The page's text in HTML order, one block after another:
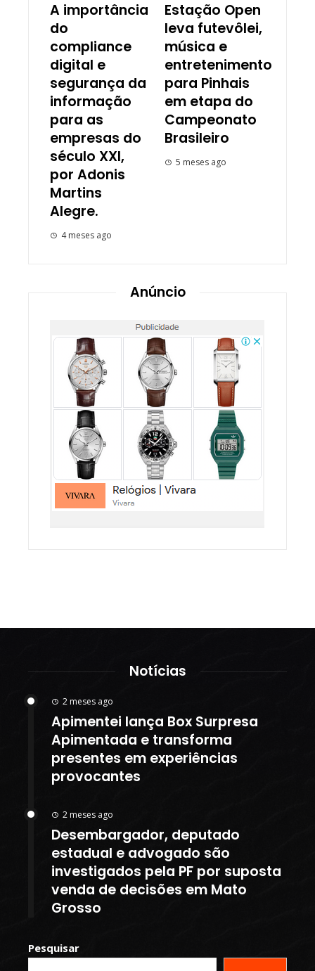
A importância
do
compliance
digital e
segurança da
informação
para as
empresas do
século XXI,
por Adonis
Martins
Alegre.
4 meses ago
Estação Open
leva futevôlei,
música e
entretenimento
para Pinhais
em etapa do
Campeonato
Brasileiro
5 meses ago
Anúncio
Notícias
2 meses ago
Apimentei lança Box Surpresa
Apimentada e transforma
presentes em experiências
provocantes
2 meses ago
Desembargador, deputado
estadual e advogado são
investigados pela PF por suposta
venda de decisões em Mato
Grosso
Pesquisar